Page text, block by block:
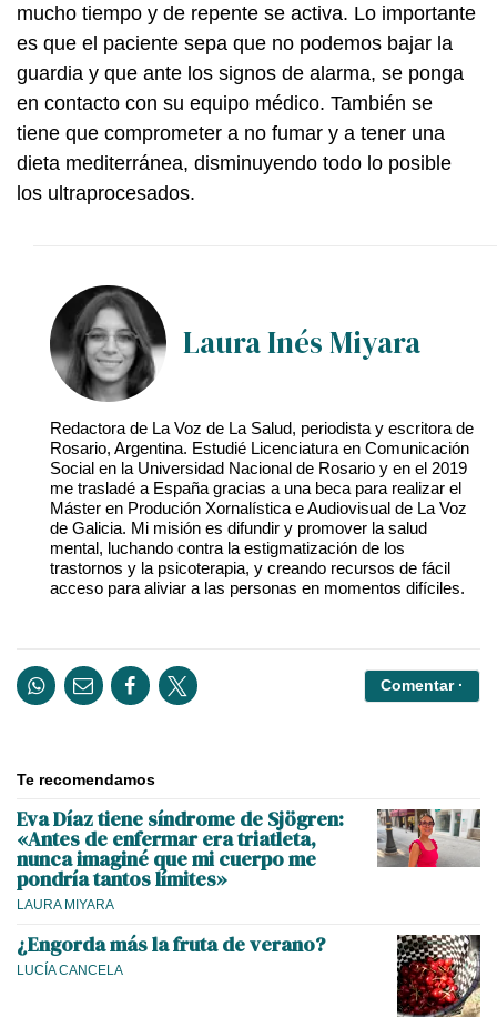
mucho tiempo y de repente se activa. Lo importante
es que el paciente sepa que no podemos bajar la
guardia y que ante los signos de alarma, se ponga
en contacto con su equipo médico. También se
tiene que comprometer a no fumar y a tener una
dieta mediterránea, disminuyendo todo lo posible
los ultraprocesados.
Laura Inés Miyara
Redactora de La Voz de La Salud, periodista y escritora de
Rosario, Argentina. Estudié Licenciatura en Comunicación
Social en la Universidad Nacional de Rosario y en el 2019
me trasladé a España gracias a una beca para realizar el
Máster en Produción Xornalística e Audiovisual de La Voz
de Galicia. Mi misión es difundir y promover la salud
mental, luchando contra la estigmatización de los
trastornos y la psicoterapia, y creando recursos de fácil
acceso para aliviar a las personas en momentos difíciles.
Comentar ·
Te recomendamos
Eva Díaz tiene síndrome de Sjögren:
«Antes de enfermar era triatleta,
nunca imaginé que mi cuerpo me
pondría tantos límites»
LAURA MIYARA
¿Engorda más la fruta de verano?
LUCÍA CANCELA